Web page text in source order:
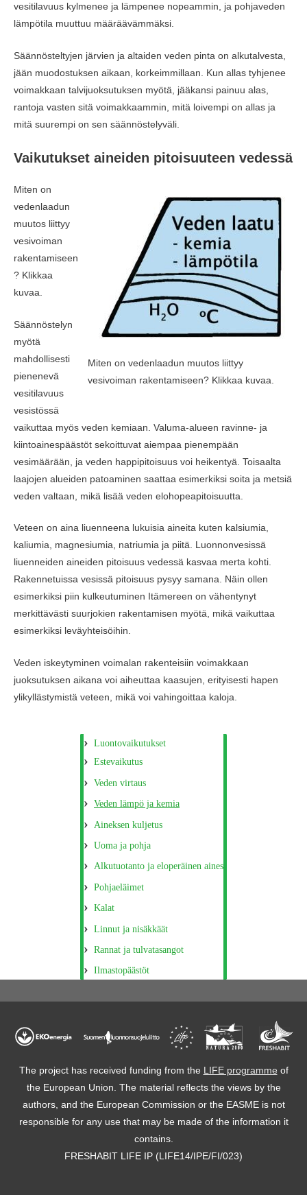
vesitilavuus kylmenee ja lämpenee nopeammin, ja pohjaveden
lämpötila muuttuu määräävämmäksi.
Säännösteltyjen järvien ja altaiden veden pinta on alkutalvesta,
jään muodostuksen aikaan, korkeimmillaan. Kun allas tyhjenee
voimakkaan talvijuoksutuksen myötä, jääkansi painuu alas,
rantoja vasten sitä voimakkaammin, mitä loivempi on allas ja
mitä suurempi on sen säännöstelyväli.
Vaikutukset aineiden pitoisuuteen vedessä
Miten on vedenlaadun muutos liittyy
vesivoiman rakentamiseen? Klikkaa kuvaa.
Miten on
vedenlaadun
muutos liittyy
vesivoiman
rakentamiseen
? Klikkaa
kuvaa.
Säännöstelyn
myötä
mahdollisesti
pienenevä
vesitilavuus
vesistössä
vaikuttaa myös veden kemiaan. Valuma-alueen ravinne- ja
kiintoainespäästöt sekoittuvat aiempaa pienempään
vesimäärään, ja veden happipitoisuus voi heikentyä. Toisaalta
laajojen alueiden patoaminen saattaa esimerkiksi soita ja metsiä
veden valtaan, mikä lisää veden elohopeapitoisuutta.
Veteen on aina liuenneena lukuisia aineita kuten kalsiumia,
kaliumia, magnesiumia, natriumia ja piitä. Luonnonvesissä
liuenneiden aineiden pitoisuus vedessä kasvaa merta kohti.
Rakennetuissa vesissä pitoisuus pysyy samana. Näin ollen
esimerkiksi piin kulkeutuminen Itämereen on vähentynyt
merkittävästi suurjokien rakentamisen myötä, mikä vaikuttaa
esimerkiksi leväyhteisöihin.
Veden iskeytyminen voimalan rakenteisiin voimakkaan
juoksutuksen aikana voi aiheuttaa kaasujen, erityisesti hapen
ylikyllästymistä veteen, mikä voi vahingoittaa kaloja.
Luontovaikutukset
Estevaikutus
Veden virtaus
Veden lämpö ja kemia
Aineksen kuljetus
Uoma ja pohja
Alkutuotanto ja eloperäinen aines
Pohjaeläimet
Kalat
Linnut ja nisäkkäät
Rannat ja tulvatasangot
Ilmastopäästöt
The project has received funding from the LIFE programme of
the European Union. The material reflects the views by the
authors, and the European Commission or the EASME is not
responsible for any use that may be made of the information it
contains.
FRESHABIT LIFE IP (LIFE14/IPE/FI/023)